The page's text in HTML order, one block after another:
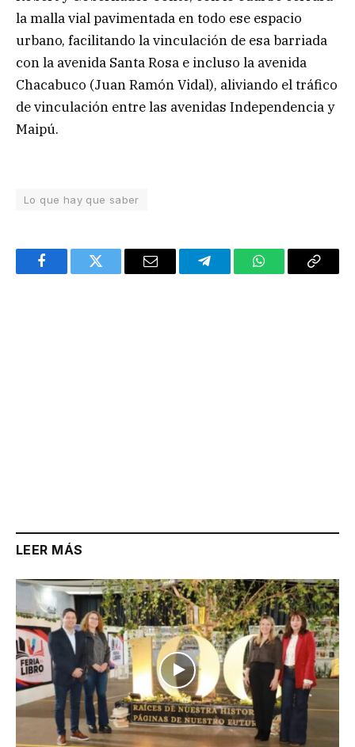
la malla vial pavimentada en todo ese espacio
urbano, facilitando la vinculación de esa barriada
con la avenida Santa Rosa e incluso la avenida
Chacabuco (Juan Ramón Vidal), aliviando el tráfico
de vinculación entre las avenidas Independencia y
Maipú.
Lo que hay que saber
FacebookTwitter Email TelegramWhatsAppCopy
LEER MÁS